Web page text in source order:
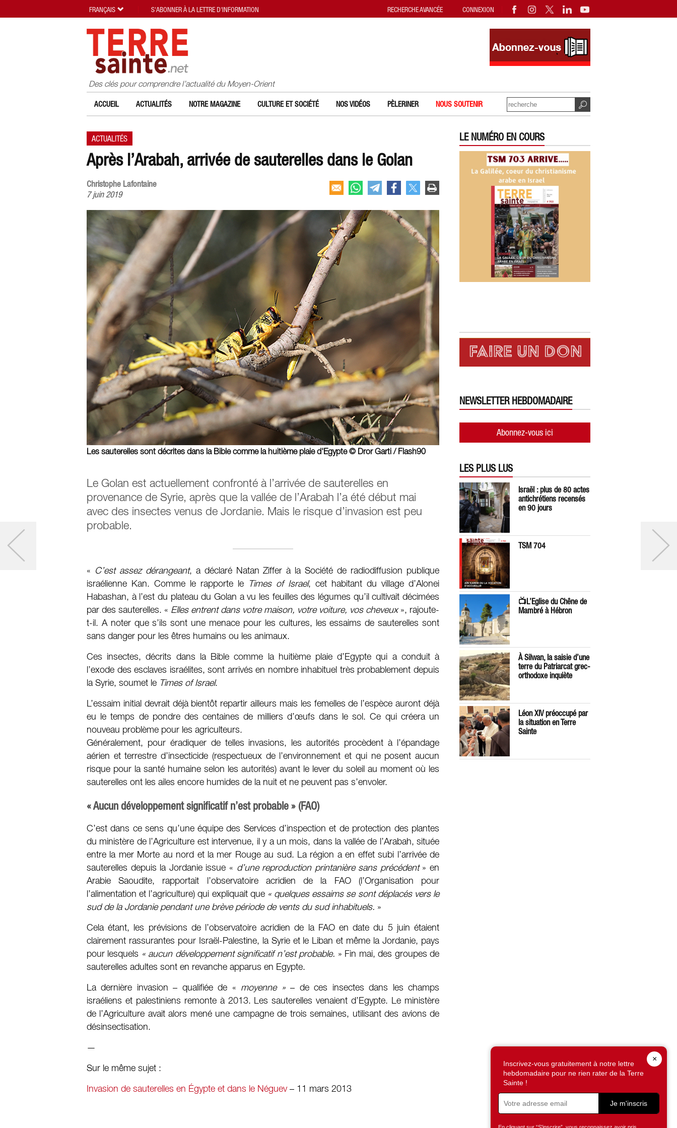
Des clés pour comprendre l’actualité du Moyen-Orient
ACCUEIL ACTUALITÉS NOTRE MAGAZINE CULTURE ET SOCIÉTÉ NOS VIDÉOS PÈLERINER NOUS SOUTENIR
ACTUALITÉS
Après l’Arabah, arrivée de sauterelles dans le Golan
Christophe Lafontaine
7 juin 2019
Les sauterelles sont décrites dans la Bible comme la huitième plaie d'Egypte © Dror Garti / Flash90
Le Golan est actuellement confronté à l’arrivée de sauterelles en
provenance de Syrie, après que la vallée de l’Arabah l’a été début mai
avec des insectes venus de Jordanie. Mais le risque d’invasion est peu
probable.
« C’est assez dérangeant, a déclaré Natan Ziffer à la Société de radiodiffusion publique
israélienne Kan. Comme le rapporte le
Times of Israel, cet habitant du village d’Alonei
Habashan, à l’est du plateau du Golan a vu les feuilles des légumes qu’il cultivait décimées
par des sauterelles. « Elles entrent dans votre maison, votre voiture, vos cheveux», rajoute-
t-il. A noter que s’ils sont une menace pour les cultures, les essaims de sauterelles sont
sans danger pour les êtres humains ou les animaux.
Ces insectes, décrits dans la Bible comme la huitième plaie d’Egypte qui a conduit à
l’exode des esclaves israélites, sont arrivés en nombre inhabituel très probablement depuis
la Syrie, soumet le Times of Israel.
L’essaim initial devrait déjà bientôt repartir ailleurs mais les femelles de l’espèce auront déjà
eu le temps de pondre des centaines de milliers d’œufs dans le sol. Ce qui créera un
nouveau problème pour les agriculteurs.
Généralement, pour éradiquer de telles invasions, les autorités procèdent à l’épandage
aérien et terrestre d’insecticide (respectueux de l’environnement et qui ne posent aucun
risque pour la santé humaine selon les autorités) avant le lever du soleil au moment où les
sauterelles ont les ailes encore humides de la nuit et ne peuvent pas s’envoler.
« Aucun développement significatif n’est probable » (FAO)
C’est dans ce sens qu’une équipe des Services d’inspection et de protection des plantes
du ministère de l’Agriculture est intervenue, il y a un mois, dans la vallée de l’Arabah, située
entre la mer Morte au nord et la mer Rouge au sud. La région a en effet subi l’arrivée de
sauterelles depuis la Jordanie issue « d’une reproduction printanière sans précédent » en
Arabie Saoudite, rapportait l’observatoire acridien de la FAO (l’Organisation pour
l’alimentation et l’agriculture) qui expliquait que « quelques essaims se sont déplacés vers le
sud de la Jordanie pendant une brève période de vents du sud inhabituels. »
Cela étant, les prévisions de l’observatoire acridien de la FAO en date du 5 juin étaient
clairement rassurantes pour Israël-Palestine, la Syrie et le Liban et même la Jordanie, pays
pour lesquels « aucun développement significatif n’est probable. » Fin mai, des groupes de
sauterelles adultes sont en revanche apparus en Egypte.
La dernière invasion – qualifiée de « moyenne »– de ces insectes dans les champs
israéliens et palestiniens remonte à 2013. Les sauterelles venaient d’Egypte. Le ministère
de l’Agriculture avait alors mené une campagne de trois semaines, utilisant des avions de
désinsectisation.
—
Sur le même sujet :
Invasion de sauterelles en Égypte et dans le Néguev– 11 mars 2013
LE NUMÉRO EN COURS
NEWSLETTER HEBDOMADAIRE
Abonnez-vous ici
LES PLUS LUS
Israël : plus de 80 actes
antichrétiens recensés
en 90 jours
TSM 704
📺L’Eglise du Chêne de
Mambré à Hébron
À Silwan, la saisie d’une
terre du Patriarcat grec-
orthodoxe inquiète
Léon XIV préoccupé par
la situation en Terre
Sainte
×
Inscrivez-vous gratuitement à notre lettre
hebdomadaire pour ne rien rater de la Terre
Sainte !
Je m'inscris
RECHERCHE AVANCÉE CONNEXION
FRANÇAIS S'ABONNER À LA LETTRE D'INFORMATION